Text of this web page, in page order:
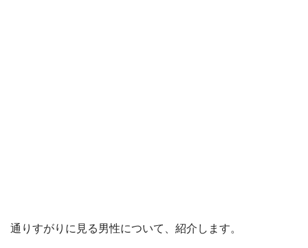
通りすがりに見る男性について、紹介します。